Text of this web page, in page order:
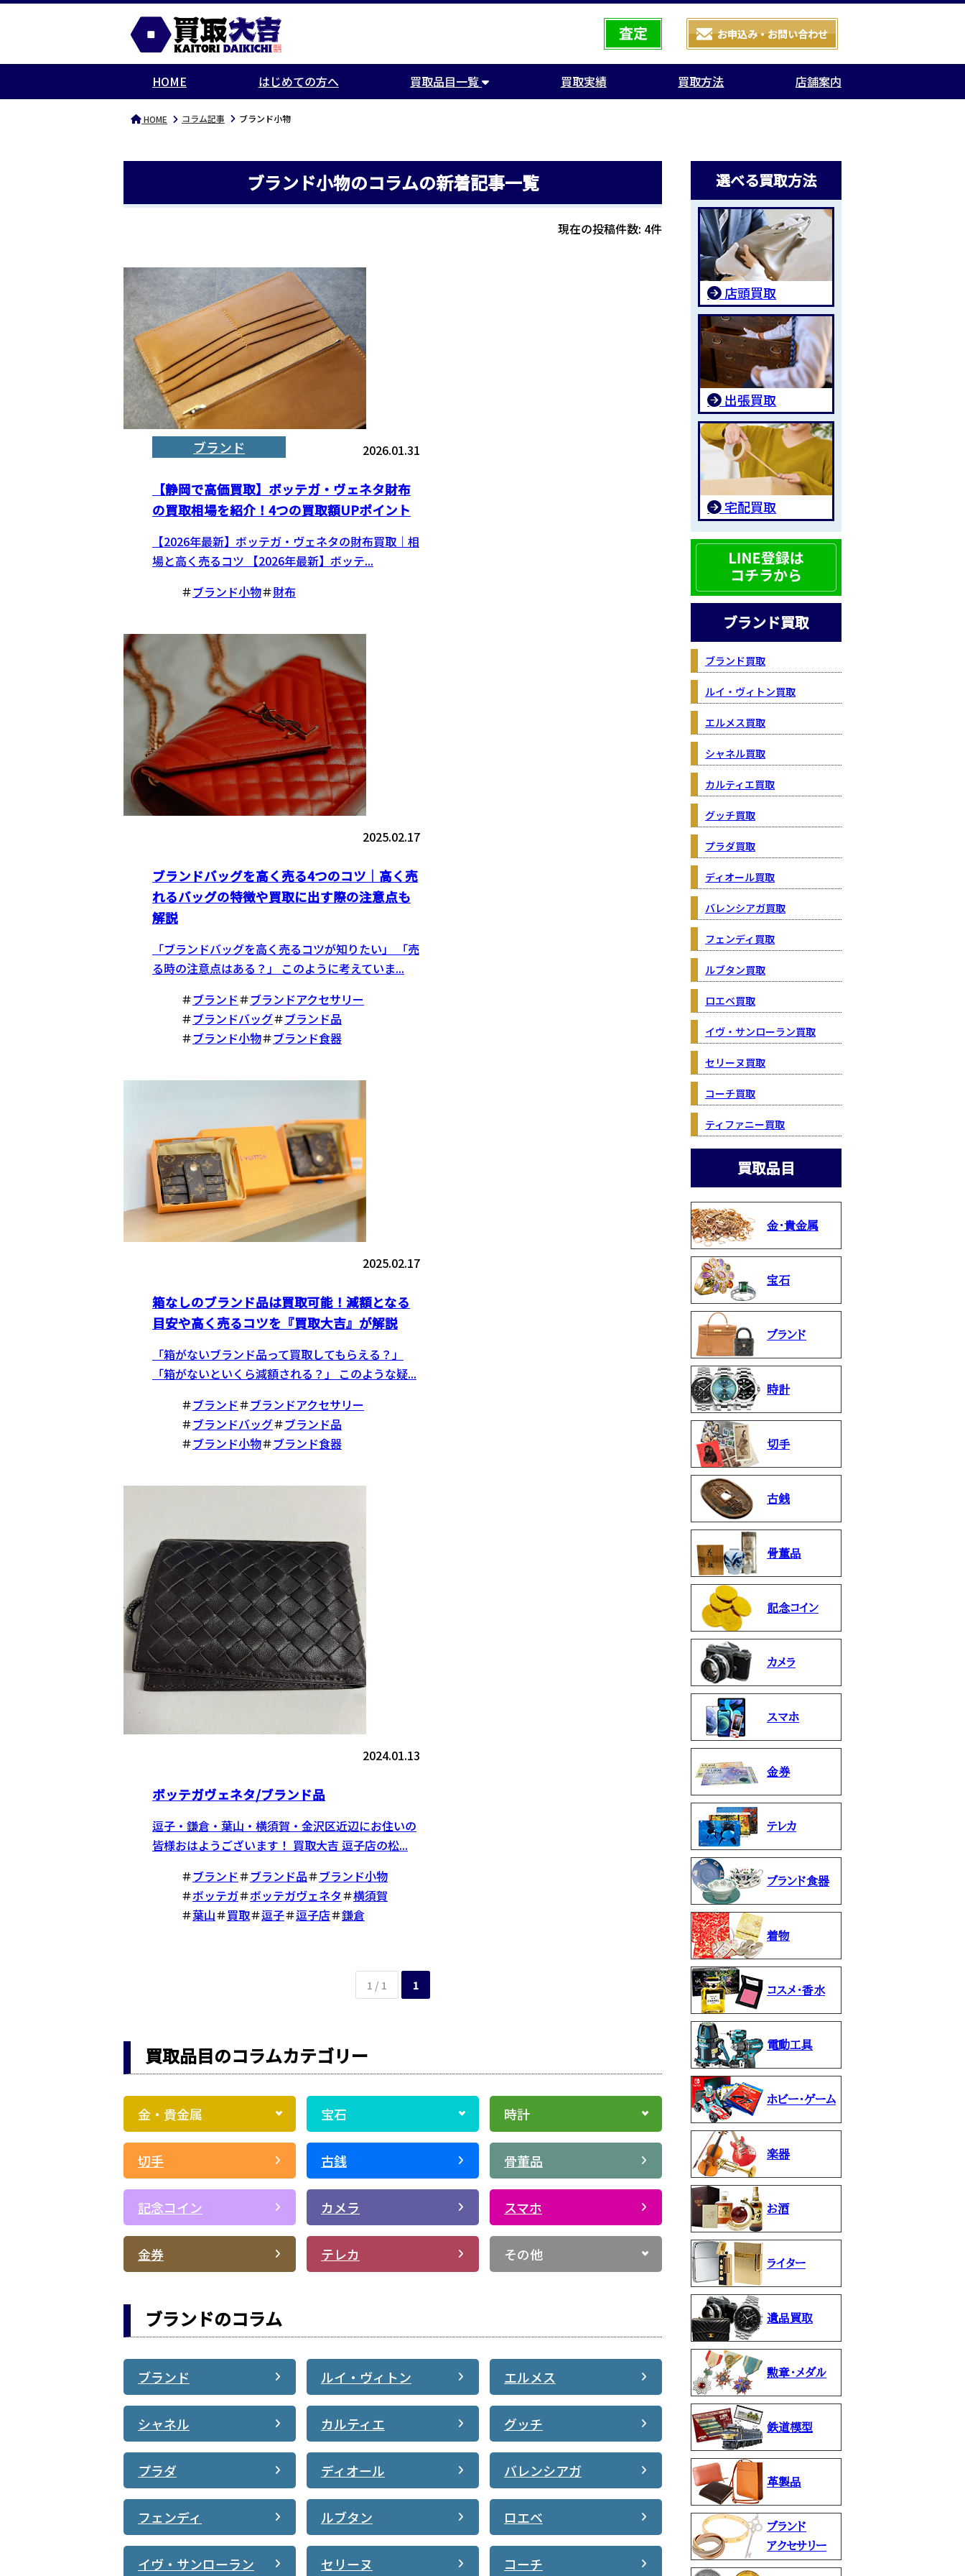
HOME はじめての方へ 買取品目一覧 買取実績 買取方法 店舗案内
HOME コラム記事 ブランド小物
ブランド小物のコラムの新着記事一覧
現在の投稿件数: 4件
ブランド 2026.01.31
【静岡で高価買取】ボッテガ・ヴェネタ財布
の買取相場を紹介！4つの買取額UPポイント
【2026年最新】ボッテガ・ヴェネタの財布買取｜相
場と高く売るコツ 【2026年最新】ボッテ...
＃ブランド小物＃財布
2025.02.17
ブランドバッグを高く売る4つのコツ｜高く売
れるバッグの特徴や買取に出す際の注意点も
解説
「ブランドバッグを高く売るコツが知りたい」 「売
る時の注意点はある？」 このように考えていま...
＃ブランド＃ブランドアクセサリー
＃ブランドバッグ＃ブランド品
＃ブランド小物＃ブランド食器
2025.02.17
箱なしのブランド品は買取可能！減額となる
目安や高く売るコツを『買取大吉』が解説
「箱がないブランド品って買取してもらえる？」
「箱がないといくら減額される？」 このような疑...
＃ブランド＃ブランドアクセサリー
＃ブランドバッグ＃ブランド品
＃ブランド小物＃ブランド食器
2024.01.13
ボッテガヴェネタ/ブランド品
逗子・鎌倉・葉山・横須賀・金沢区近辺にお住いの
皆様おはようございます！ 買取大吉 逗子店の松...
＃ブランド＃ブランド品＃ブランド小物
＃ボッテガ＃ボッテガヴェネタ＃横須賀
＃葉山＃買取＃逗子＃逗子店＃鎌倉
1 / 1 1
買取品目のコラムカテゴリー
金・貴金属 宝石 時計
切手 古銭 骨董品
記念コイン カメラ スマホ
金券 テレカ その他
ブランドのコラム
ブランド ルイ・ヴィトン エルメス
シャネル カルティエ グッチ
プラダ ディオール バレンシアガ
フェンディ ルブタン ロエベ
イヴ・サンローラン セリーヌ コーチ
選べる買取方法
店頭買取
出張買取
宅配買取
ブランド買取
ブランド買取
ルイ・ヴィトン買取
エルメス買取
シャネル買取
カルティエ買取
グッチ買取
プラダ買取
ディオール買取
バレンシアガ買取
フェンディ買取
ルブタン買取
ロエベ買取
イヴ・サンローラン買取
セリーヌ買取
コーチ買取
ティファニー買取
買取品目
金・貴金属
宝石
ブランド
時計
切手
古銭
骨董品
記念コイン
カメラ
スマホ
金券
テレカ
ブランド食器
着物
コスメ・香水
電動工具
ホビー・ゲーム
楽器
お酒
ライター
遺品買取
勲章・メダル
鉄道模型
革製品
ブランド
アクセサリー